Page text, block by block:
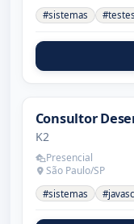
#sistemas #testes
Consultor
K2
Presencial
São Paulo/SP
#sistemas